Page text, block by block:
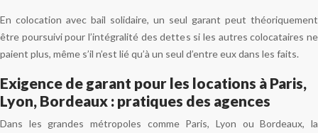
En colocation avec bail solidaire, un seul garant peut théoriquement
être poursuivi pour l’intégralité des dettes si les autres colocataires ne
paient plus, même s’il n’est lié qu’à un seul d’entre eux dans les faits.
Exigence de garant pour les locations à Paris,
Lyon, Bordeaux : pratiques des agences
Dans les grandes métropoles comme Paris, Lyon ou Bordeaux, la